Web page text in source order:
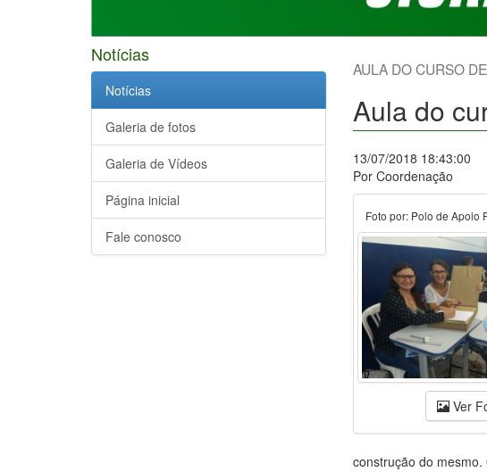
Notícias
Notícias
Galeria de fotos
Galeria de Vídeos
Página inicial
Fale conosco
AULA DO CURSO
Aula do
13/07/2018 18:43:00
Por Coordenação
Foto por: Polo de Apoio
Ver
construção do